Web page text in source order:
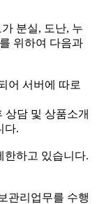
분실, 도난, 누
위하여 다음과
어 서버에 따로
상담 및 상품소개
다.
한하고 있습니다.
관리업무를 수행